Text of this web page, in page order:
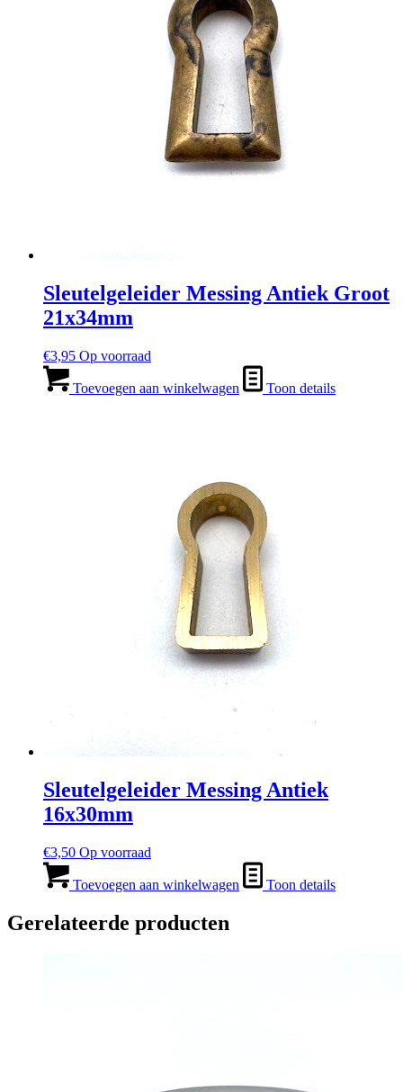
Sleutelgeleider Messing Antiek Groot
21x34mm
€3,95 Op voorraad
Toevoegen aan winkelwagen Toon details
Sleutelgeleider Messing Antiek
16x30mm
€3,50 Op voorraad
Toevoegen aan winkelwagen Toon details
Gerelateerde producten